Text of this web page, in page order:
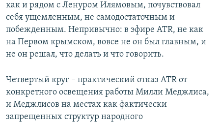
как и рядом с Ленуром Илямовым, почувствовал
себя ущемленным, не самодостаточным и
побежденным. Непривычно: в эфире ATR, не как
на Первом крымском, вовсе не он был главным, и
не он решал, что делать и что говорить.
Четвертый круг – практический отказ ATR от
конкретного освещения работы Милли Меджлиса,
и Меджлисов на местах как фактически
запрещенных структур народного